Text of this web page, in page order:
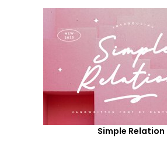
Simple Relation